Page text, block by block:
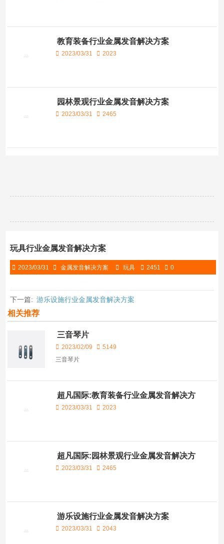
教育装备行业金属发音解决方案
2023/03/31 2023
园林景观行业金属发音解决方案
2023/03/31 2465
玩具行业金属发音解决方案
2023/03/31 金属发音解决方案 玩具 2451 0
下一篇: 游乐设施行业金属发音解决方案
相关推荐
三音琴片
2023/02/09
5149
三音琴片
超凡国际:教育装备行业金属发音解决方
案2023/03/31 2023
超凡国际:园林景观行业金属发音解决方
案2023/03/31 2465
游乐设施行业金属发音解决方案
2023/03/31 2043